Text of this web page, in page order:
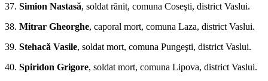
37. Simion Nastasă, soldat rănit, comuna Co­seşti, district Vaslui.
38. Mitrar Gheorghe, ca­poral mort, comuna Laza, district Vaslui.
39. Stehacă Vasile, soldat mort, comuna Pungeşti, district Vaslui.
40. Spiridon Grigore, soldat mort, comuna Lipova, district Vaslui.